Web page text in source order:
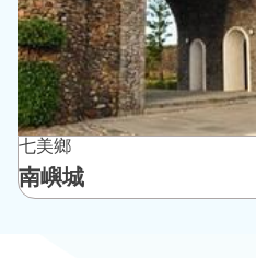
七美鄉
南嶼城